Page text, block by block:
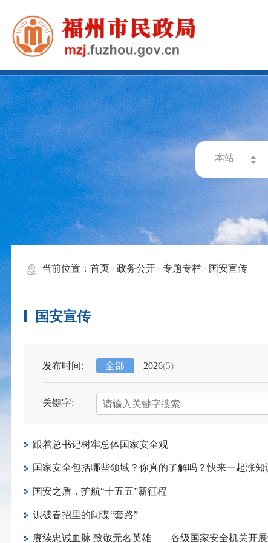
当前位置：首页 政务公开 专题专栏 国安宣传
国安宣传
发布时间: 全部 2026(5)
关键字:
跟着总书记树牢总体国家安全观
国家安全包括哪些领域？你真的了解吗？快来一起涨知
国安之盾，护航“十五五”新征程
识破春招里的间谍“套路”
赓续忠诚血脉 致敬无名英雄——各级国家安全机关开